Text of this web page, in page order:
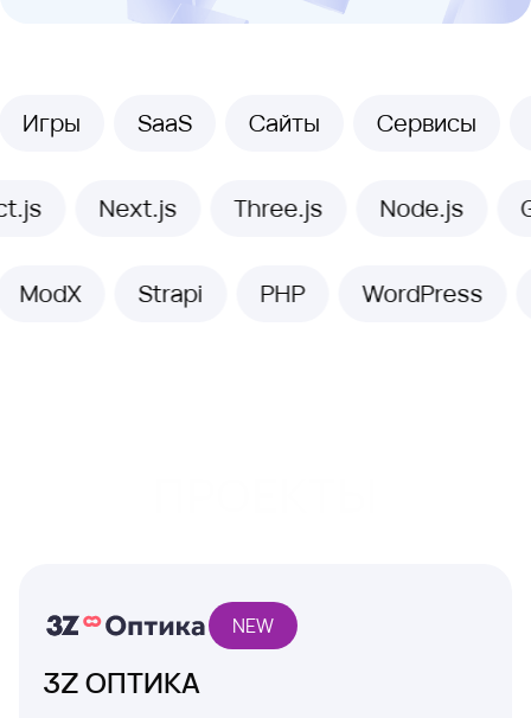
технологии
Игры SaaS Сайты Сервисы
Next.js Three.js Node.js
ModX Strapi PHP WordPress
NEW
3Z ОПТИКА